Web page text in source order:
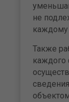
не
каждому
Также
каждого